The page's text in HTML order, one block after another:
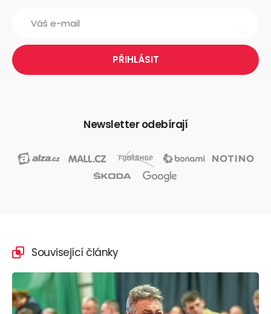
Newsletter odebírají
Související články